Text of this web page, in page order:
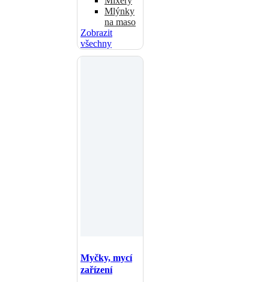
Mlýnky
na maso
Zobrazit
všechny
Myčky, mycí
zařízení